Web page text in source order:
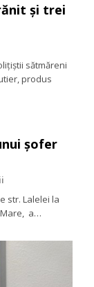
şi trei
sătmăreni
produs
șofer
str. Lalelei la
Mare, a…